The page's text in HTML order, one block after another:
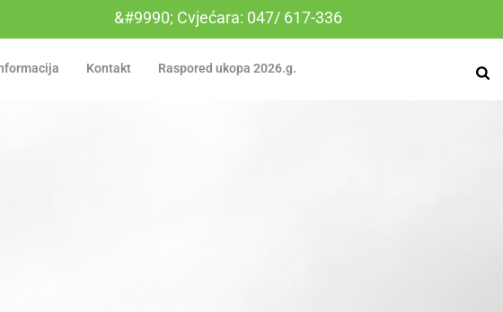
&#9990; Cvjećara: 047/ 617-336
Kontakt Raspored ukopa 2026.g.